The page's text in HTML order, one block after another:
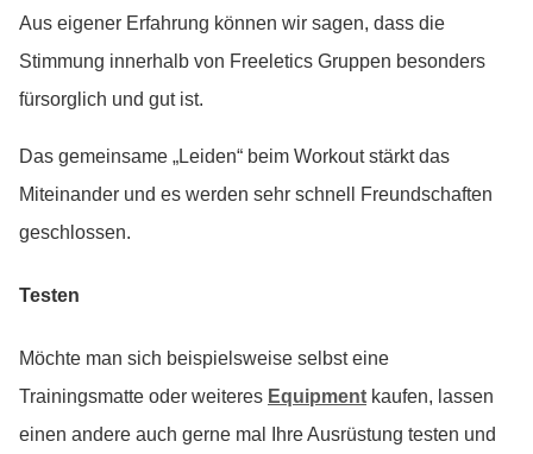
Aus eigener Erfahrung können wir sagen, dass die
Stimmung innerhalb von Freeletics Gruppen besonders
fürsorglich und gut ist.
Das gemeinsame „Leiden“ beim Workout stärkt das
Miteinander und es werden sehr schnell Freundschaften
geschlossen.
Testen
Möchte man sich beispielsweise selbst eine
Trainingsmatte oder weiteres Equipment kaufen, lassen
einen andere auch gerne mal Ihre Ausrüstung testen und